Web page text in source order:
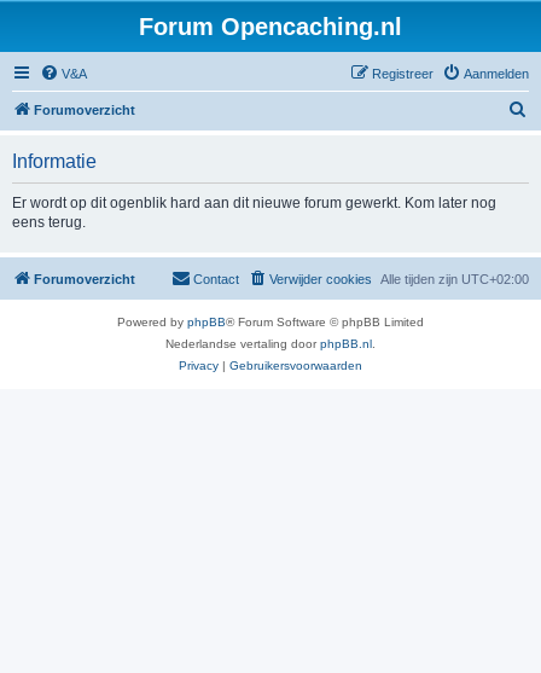
Forum Opencaching.nl
V&A Aanmelden
Registreer
Forumoverzicht
Informatie
Er wordt op dit ogenblik hard aan dit nieuwe forum gewerkt. Kom later nog
eens terug.
Forumoverzicht Alle tijden zijn UTC+02:00
Verwijder cookies
Contact
Powered by phpBB® Forum Software © phpBB Limited
Nederlandse vertaling doorphpBB.nl
Privacy | Gebruikersvoorwaarden